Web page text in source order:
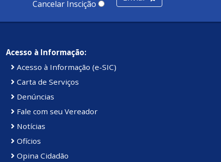
Cancelar Inscição
Acesso à Informação:
Acesso à Informação (e-SIC)
Carta de Serviços
Denúncias
Fale com seu Vereador
Notícias
Ofícios
Opina Cidadão